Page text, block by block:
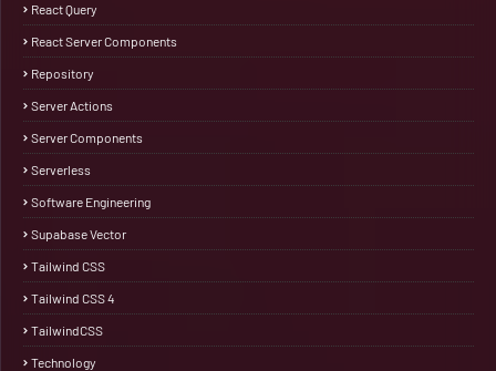
React Query
React Server Components
Repository
Server Actions
Server Components
Serverless
Software Engineering
Supabase Vector
Tailwind CSS
Tailwind CSS 4
TailwindCSS
Technology